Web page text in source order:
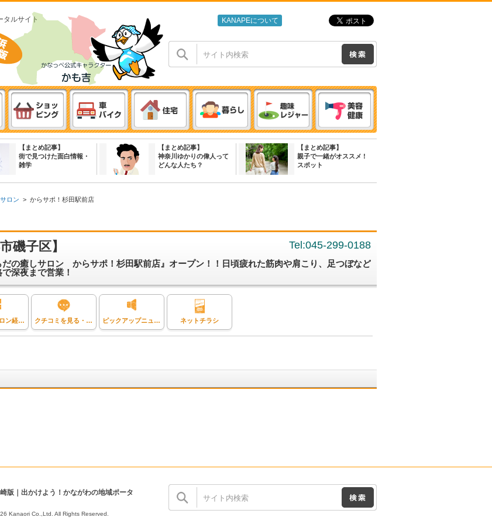
タルサイト KANAPEについて
【まとめ記事】
街で見つけた面白情報・
雑学
【まとめ記事】
神奈川ゆかりの偉人って
どんな人たち？
【まとめ記事】
親子で一緒がオススメ !
スポット
ロン > からサポ！杉田駅前店
磯子区】 Tel:045-299-0188
の癒しサロン からサポ！杉田駅前店』オープン！！日頃疲れた筋肉や肩こり、足つぼなど
深夜まで営業！
ほぼ一人サロン経営FCプラン クチコミを見る・投稿する ピックアップニュース ネットチラシ
版｜出かけよう！かながわの地域ポータ
Kanaori Co.,Ltd. All Rights Reserved.